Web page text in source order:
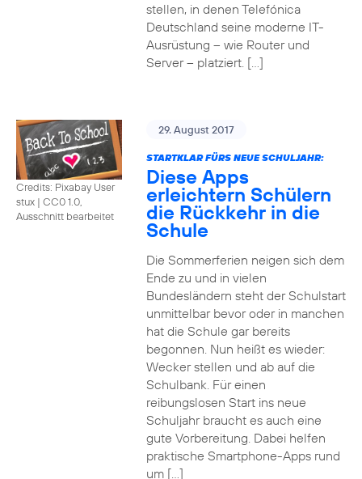
stellen, in denen Telefónica
Deutschland seine moderne IT-
Ausrüstung – wie Router und
Server – platziert. […]
Credits: Pixabay User
stux | CC0 1.0,
Ausschnitt bearbeitet
29. August 2017
STARTKLAR FÜRS NEUE SCHULJAHR:
Diese Apps
erleichtern Schülern
die Rückkehr in die
Schule
Die Sommerferien neigen sich dem
Ende zu und in vielen
Bundesländern steht der Schulstart
unmittelbar bevor oder in manchen
hat die Schule gar bereits
begonnen. Nun heißt es wieder:
Wecker stellen und ab auf die
Schulbank. Für einen
reibungslosen Start ins neue
Schuljahr braucht es auch eine
gute Vorbereitung. Dabei helfen
praktische Smartphone-Apps rund
um […]